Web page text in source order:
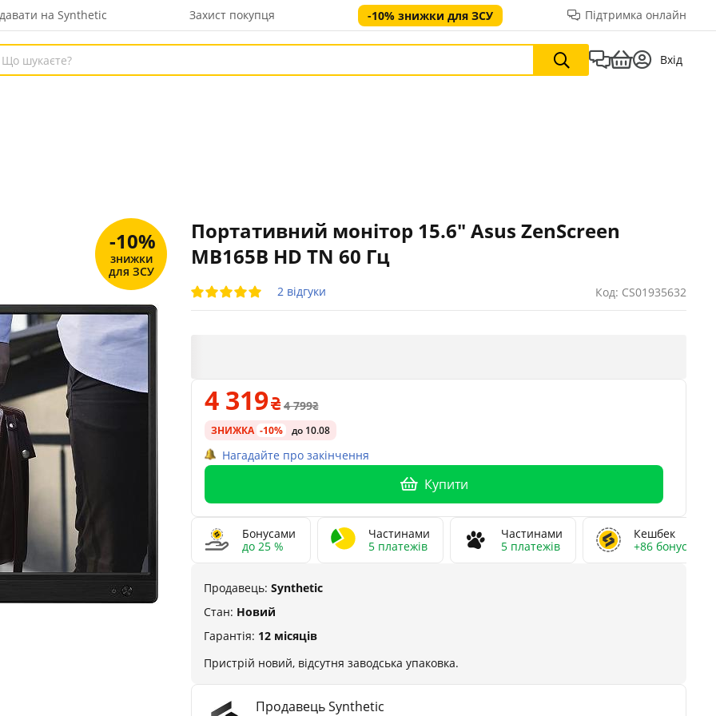
на Synthetic Захист покупця -10% знижки для ЗСУ Підтримка онлайн
Вхід
Портативний монітор 15.6" Asus ZenScreen
MB165B HD TN 60 Гц
2 відгуки Код: CS01935632
-10%
знижки
для ЗСУ
4 319 4 799
ЗНИЖКА -10% до 10.08
Нагадайте про закінчення
Купити
Бонусами
до 25 %
Частинами
5 платежів
Частинами
5 платежів
Кешбек
+86 бонусів
Продавець: Synthetic
Стан: Новий
Гарантія: 12 місяців
Пристрій новий, відсутня заводська упаковка.
Продавець Synthetic